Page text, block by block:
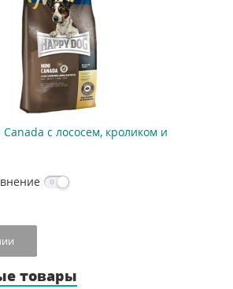
с лососем, кроликом и
товары